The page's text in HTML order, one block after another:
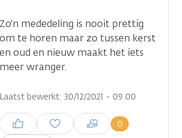
Zo'n mededeling is nooit prettig
om te horen maar zo tussen kerst
en oud en nieuw maakt het iets
meer wranger.
Laatst bewerkt: 30/12/2021 - 09:00
0
Inloggen om een reactie te
plaatsen